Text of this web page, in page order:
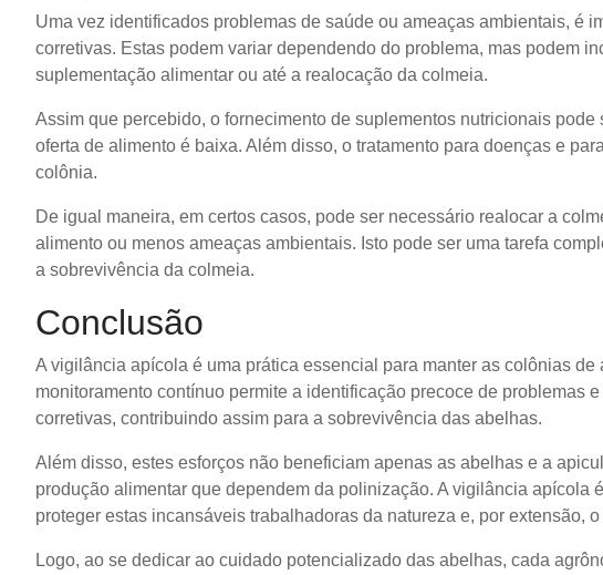
Uma vez identificados problemas de saúde ou ameaças ambientais, é
corretivas. Estas podem variar dependendo do problema, mas podem
suplementação alimentar ou até a realocação da colmeia.
Assim que percebido, o fornecimento de suplementos nutricionais pode
oferta de alimento é baixa. Além disso, o tratamento para doenças e
colônia.
De igual maneira, em certos casos, pode ser necessário realocar a
alimento ou menos ameaças ambientais. Isto pode ser uma tarefa
a sobrevivência da colmeia.
Conclusão
A vigilância apícola é uma prática essencial para manter as colônias
monitoramento contínuo permite a identificação precoce de problemas
corretivas, contribuindo assim para a sobrevivência das abelhas.
Além disso, estes esforços não beneficiam apenas as abelhas e a
produção alimentar que dependem da polinização. A vigilância apícola
proteger estas incansáveis trabalhadoras da natureza e, por extensão,
Logo, ao se dedicar ao cuidado potencializado das abelhas, cada